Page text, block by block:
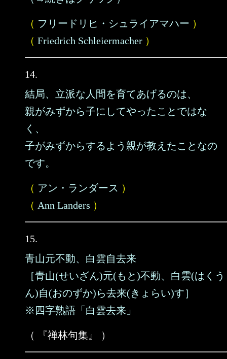
（ フリードリヒ・シュライアマハー ）
（ Friedrich Schleiermacher ）
14.
結局、立派な人間を育てあげるのは、
親がみずから子にしてやったことではな
く、
子がみずからするよう親が教えたことなの
です。
（ アン・ランダース ）
（ Ann Landers ）
15.
青山元不動、白雲自去来
［青山(せいざん)元(もと)不動、白雲(はくう
ん)自(おのずか)ら去来(きょらい)す］
※四字熟語「白雲去来」
（ 『禅林句集』 ）